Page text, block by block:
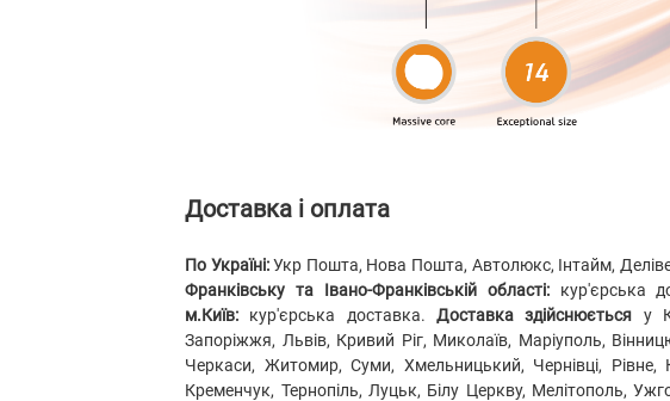
Доставка і оплата
По Україні:Укр Пошта, Нова Пошта, Автолюкс, Інтайм,
Франківську та Івано-Франківській області:кур'єрська
м.Київ: кур'єрська доставка.Доставка здійснюється у
Запоріжжя, Львів, Кривий Ріг, Миколаїв, Маріуполь,
Черкаси, Житомир, Суми, Хмельницький, Чернівці, Рівне,
Кременчук, Тернопіль, Луцьк, Білу Церкву, Мелітополь,